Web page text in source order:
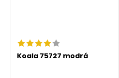
Koala 75727 modrá